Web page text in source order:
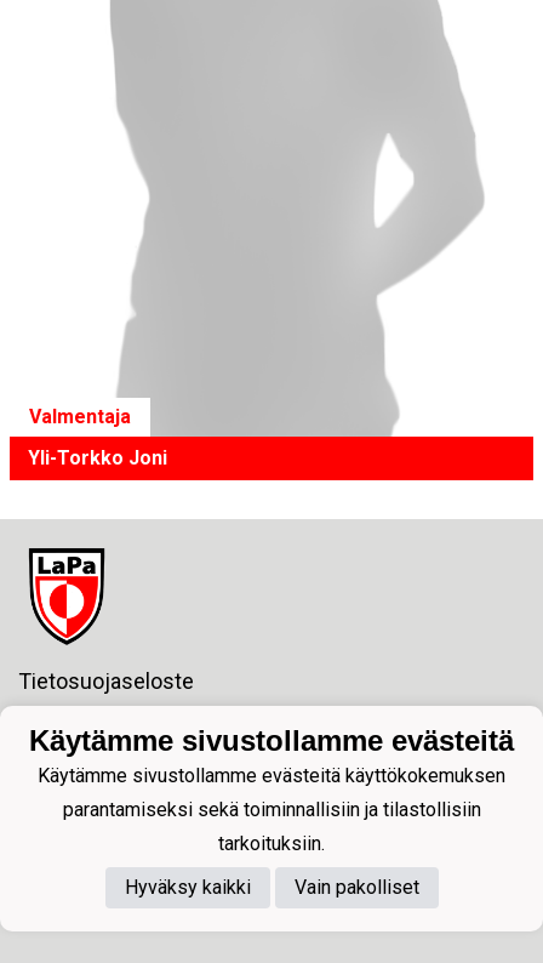
Valmentaja
Yli-Torkko Joni
Tietosuojaseloste
Fc LaPa ry
Y-tunnus:1811138-2
sposti:lapajuniorit@gmail.com
Postiosoite:
Pormestarinkatu 6 2 krs.
53100 LAPPEENRANTA
Käytämme sivustollamme evästeitä
Käytämme sivustollamme evästeitä käyttökokemuksen
parantamiseksi sekä toiminnallisiin ja tilastollisiin
tarkoituksiin.
Hyväksy kaikki
Vain pakolliset